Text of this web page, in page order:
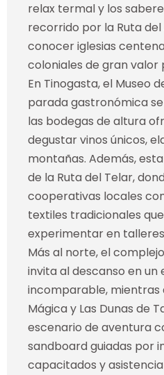
relax termal y los
recorrido por la Ruta
conocer iglesias
coloniales de gran valor
En Tinogasta, el Museo
parada gastronómica
las bodegas de altura
degustar vinos únicos,
montañas. Además,
de la Ruta del Telar,
cooperativas locales
textiles tradicionales
experimentar en
Más al norte, el
invita al descanso en
incomparable, mientras
Mágica y Las Dunas de
escenario de aventura
sandboard guiadas por
capacitados y